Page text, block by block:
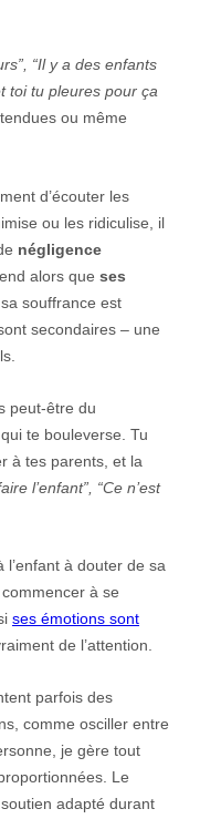
“Il y a des enfants
toi tu pleures pour ça
ou même
d’écouter les
ou les ridiculise, il
négligence
alors que ses
souffrance est
secondaires – une
peut-être du
te bouleverse. Tu
à tes parents, et la
l’enfant”, “Ce n’est
à douter de sa
à se
ses émotions sont
de l’attention.
parfois des
comme osciller entre
je gère tout
Le
adapté durant